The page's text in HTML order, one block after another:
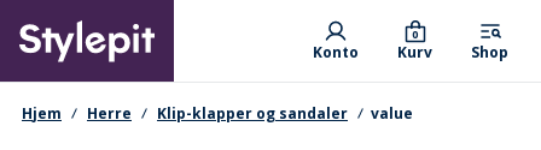
main
content
Primary departments
Konto Kurv
0
Shop
navigationssti
Hjem Herre Klip-klapper og sandaler value